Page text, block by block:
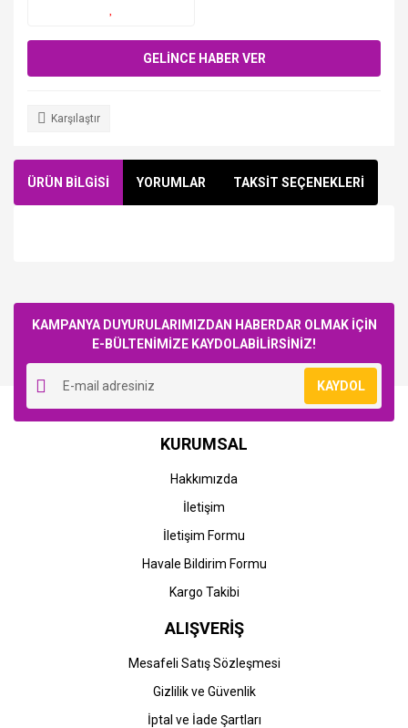
GELİNCE HABER VER
Karşılaştır
ÜRÜN BİLGİSİ YORUMLAR TAKSİT SEÇENEKLERİ
KAMPANYA DUYURULARIMIZDAN HABERDAR OLMAK İÇİN
E-BÜLTENİMİZE KAYDOLABİLİRSİNİZ!
KAYDOL
KURUMSAL
Hakkımızda
İletişim
İletişim Formu
Havale Bildirim Formu
Kargo Takibi
ALIŞVERİŞ
Mesafeli Satış Sözleşmesi
Gizlilik ve Güvenlik
İptal ve İade Şartları